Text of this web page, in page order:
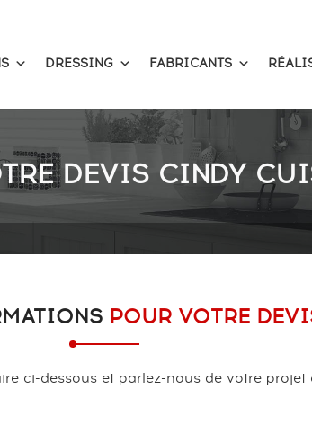
DRESSING FABRICANTS
DEVIS CINDY
POUR VOTRE
ci-dessous et parlez-nous de votre projet